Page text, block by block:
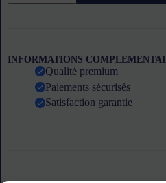
Glissière
ATOSA
INFORMATIONS
Qualité premium
Paiements sécurisés
Satisfaction garantie